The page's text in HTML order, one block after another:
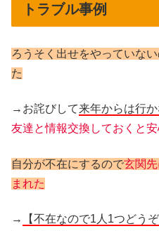
トラブル事例
ろうそく出せをやっていな
た
→お詫びして来年からは行
友達と情報交換しておくと安
自分が不在にするので玄関
まれた
→ 【不在なので1人1つどうぞ